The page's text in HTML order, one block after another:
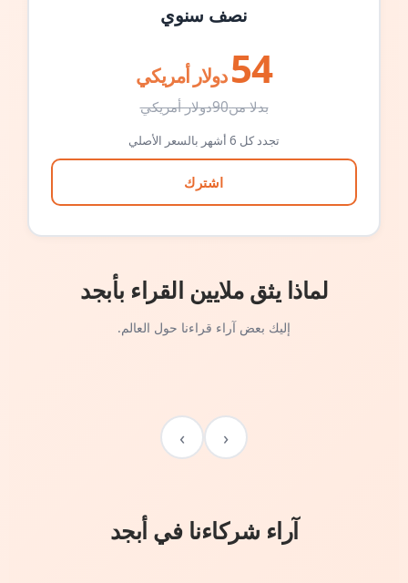
نصف سنوي
54 دولار أمريكي
بدلا من90دولار أمريكي
تجدد كل 6 أشهر بالسعر الأصلي
اشترك
لماذا يثق ملايين القراء بأبجد
إليك بعض آراء قراءنا حول العالم.
‹
›
آراء شركاءنا في أبجد